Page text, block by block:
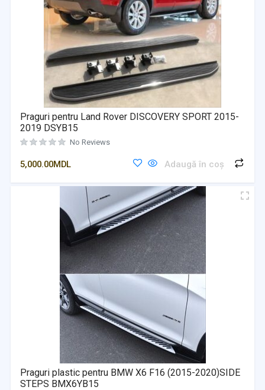
Praguri pentru Land Rover DISCOVERY SPORT 2015-
2019 DSYB15
No Reviews
5,000.00MDL Adaugă în coș
Praguri plastic pentru BMW X6 F16 (2015-2020)SIDE
STEPS BMX6YB15